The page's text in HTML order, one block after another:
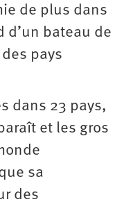
de plus dans
d’un bateau de
pays
dans 23 pays,
et les gros
sa
des